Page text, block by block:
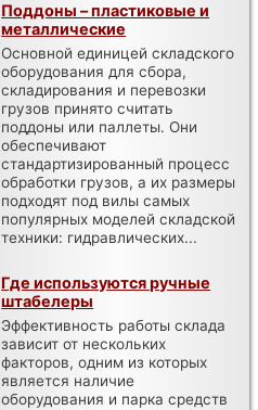
Поддоны – пластиковые и
металлические
Основной единицей складского
оборудования для сбора,
складирования и перевозки
грузов принято считать
поддоны или паллеты. Они
обеспечивают
стандартизированный процесс
обработки грузов, а их размеры
подходят под вилы самых
популярных моделей складской
техники: гидравлических...
Где используются ручные
штабелеры
Эффективность работы склада
зависит от нескольких
факторов, одним из которых
является наличие
оборудования и парка средств